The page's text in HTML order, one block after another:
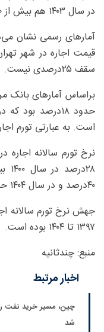
در سال ۱۴۰۳ هم بیش از ۴۰درصد بوده است.
سقف ۲۵درصدی نیست.
است. به عبارتی تورم اجاره حدود ۲۲درصد
۴۰درصد و در سال ۱۴۰۴ حدود ۴۰درصد بوده است.
۱۳۹۷ تا ۱۴۰۴ بوده است.
منبع: چندثانیه
اخبار مرتبط
چین، مسیر خرید نفت
شد